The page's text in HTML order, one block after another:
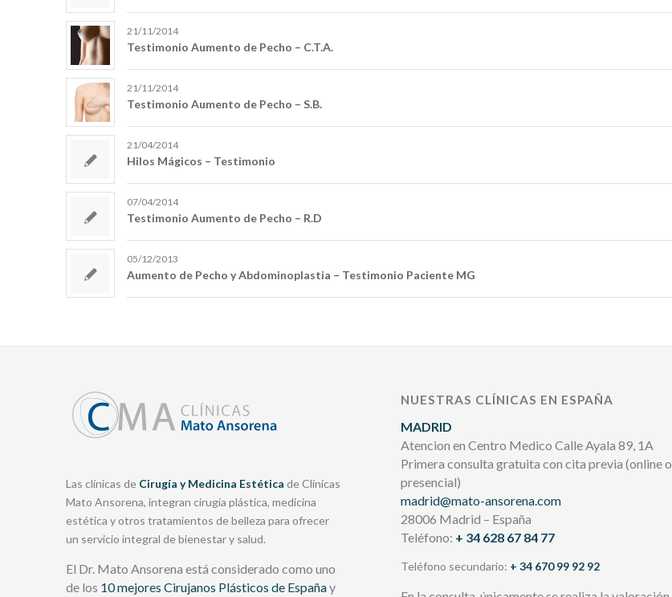
21/11/2014
Testimonio Aumento de Pecho – C.T.A.
21/11/2014
Testimonio Aumento de Pecho – S.B.
21/04/2014
Hilos Mágicos – Testimonio
07/04/2014
Testimonio Aumento de Pecho – R.D
05/12/2013
Aumento de Pecho y Abdominoplastia – Testimonio Paciente MG
Las clínicas de Cirugía y Medicina Estética de Clínicas
Mato Ansorena, integran cirugía plástica, medicina
estética y otros tratamientos de belleza para ofrecer
un servicio integral de bienestar y salud.
El Dr. Mato Ansorena está considerado como uno
de los 10 mejores Cirujanos Plásticos de Españay
NUESTRAS CLÍNICAS EN ESPAÑA
MADRID
Atencion en Centro Medico Calle Ayala 89, 1A
Primera consulta gratuita con cita previa (online o
presencial)
madrid@mato-ansorena.com
28006 Madrid – España
Teléfono: + 34 628 67 84 77
Teléfono secundario: + 34 670 99 92 92